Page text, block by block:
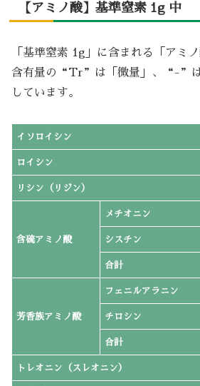
【アミノ酸】基準窒素 1g 中
「基準窒素 1g」に含まれる「アミ
含有量の“Tr”は「微量」、“-”は
しています。
イソロイシン
ロイシン
リシン（リジン）
含硫アミノ酸
メチオニン
シスチン
合計
芳香族アミノ酸
フェニルアラニン
チロシン
合計
トレオニン（スレオニン）